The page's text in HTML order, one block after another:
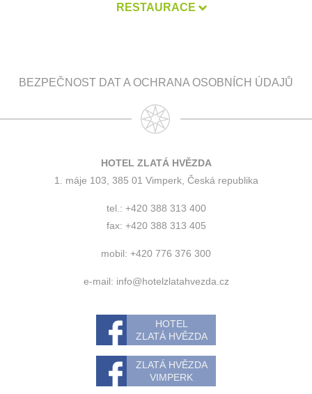
RESTAURACE
BEZPEČNOST DAT A OCHRANA OSOBNÍCH ÚDAJŮ
HOTEL ZLATÁ HVĚZDA
1. máje 103, 385 01 Vimperk, Česká republika
tel.: +420 388 313 400
fax: +420 388 313 405
mobil: +420 776 376 300
e-mail: info@hotelzlatahvezda.cz
HOTEL
ZLATÁ HVĚZDA
ZLATÁ HVĚZDA
VIMPERK